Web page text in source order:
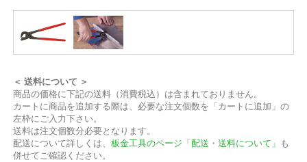
＜ 送料について ＞
商品の価格に下記の送料（消費税込）は含まれておりません。
カートに商品を追加する際は、必要な注文個数を「カートに追加」の
左枠にご入力下さい。
送料は注文個数分必要となります。
配送について詳しくは、板金工具のページ「配送・送料について」 も
併せてご確認ください。